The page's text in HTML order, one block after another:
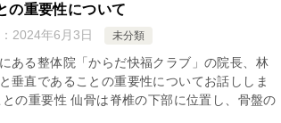
の重要性について
2024年6月3日 未分類
ある整体院「からだ快福クラブ」の院長、林
垂直であることの重要性についてお話ししま
の重要性 仙骨は脊椎の下部に位置し、骨盤の